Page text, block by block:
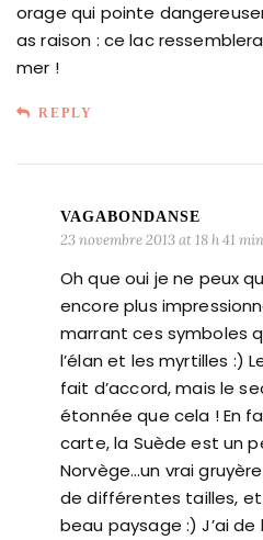
orage qui pointe
as raison : ce lac
mer !
REPLY
VAGABONDANSE
23 novembre 2013 at 18 h 41 min
Oh que oui je ne peux
encore plus
marrant ces symboles
l’élan et les myrtilles :)
fait d’accord, mais le
étonnée que cela ! En
carte, la Suède est un
Norvège…un vrai
de différentes tailles,
beau paysage :) J’ai